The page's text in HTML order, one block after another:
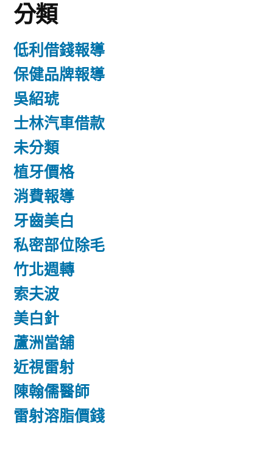
分類
低利借錢報導
保健品牌報導
吳紹琥
士林汽車借款
未分類
植牙價格
消費報導
牙齒美白
私密部位除毛
竹北週轉
索夫波
美白針
蘆洲當舖
近視雷射
陳翰儒醫師
雷射溶脂價錢